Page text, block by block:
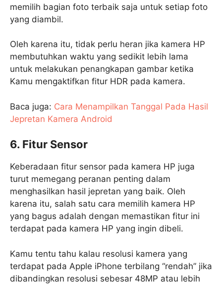
memilih bagian foto terbaik saja untuk setiap foto
yang diambil.
Oleh karena itu, tidak perlu heran jika kamera HP
membutuhkan waktu yang sedikit lebih lama
untuk melakukan penangkapan gambar ketika
Kamu mengaktifkan fitur HDR pada kamera.
Baca juga: Cara Menampilkan Tanggal Pada Hasil
Jepretan Kamera Android
6. Fitur Sensor
Keberadaan fitur sensor pada kamera HP juga
turut memegang peranan penting dalam
menghasilkan hasil jepretan yang baik. Oleh
karena itu, salah satu cara memilih kamera HP
yang bagus adalah dengan memastikan fitur ini
terdapat pada kamera HP yang ingin dibeli.
Kamu tentu tahu kalau resolusi kamera yang
terdapat pada Apple iPhone terbilang “rendah” jika
dibandingkan resolusi sebesar 48MP atau lebih